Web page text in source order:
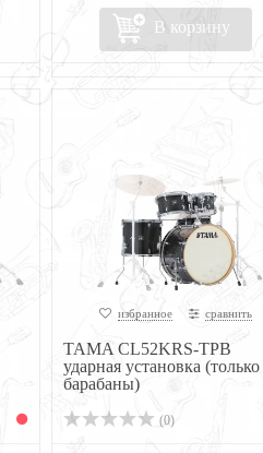
В корзину
избранное сравнить
TAMA CL52KRS-TPB
ударная установка (только
барабаны)
(0)